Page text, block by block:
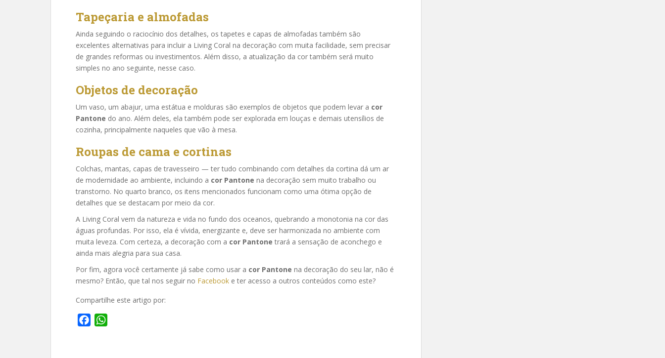
Tapeçaria e almofadas
Ainda seguindo o raciocínio dos detalhes, os tapetes e capas de almofadas também são
excelentes alternativas para incluir a Living Coral na decoração com muita facilidade, sem precisar
de grandes reformas ou investimentos. Além disso, a atualização da cor também será muito
simples no ano seguinte, nesse caso.
Objetos de decoração
Um vaso, um abajur, uma estátua e molduras são exemplos de objetos que podem levar a cor
Pantone do ano. Além deles, ela também pode ser explorada em louças e demais utensílios de
cozinha, principalmente naqueles que vão à mesa.
Roupas de cama e cortinas
Colchas, mantas, capas de travesseiro — ter tudo combinando com detalhes da cortina dá um ar
de modernidade ao ambiente, incluindo a cor Pantone na decoração sem muito trabalho ou
transtorno. No quarto branco, os itens mencionados funcionam como uma ótima opção de
detalhes que se destacam por meio da cor.
A Living Coral vem da natureza e vida no fundo dos oceanos, quebrando a monotonia na cor das
águas profundas. Por isso, ela é vívida, energizante e, deve ser harmonizada no ambiente com
muita leveza. Com certeza, a decoração com a cor Pantone trará a sensação de aconchego e
ainda mais alegria para sua casa.
Por fim, agora você certamente já sabe como usar a cor Pantone na decoração do seu lar, não é
mesmo? Então, que tal nos seguir no Facebook e ter acesso a outros conteúdos como este?
Compartilhe este artigo por: